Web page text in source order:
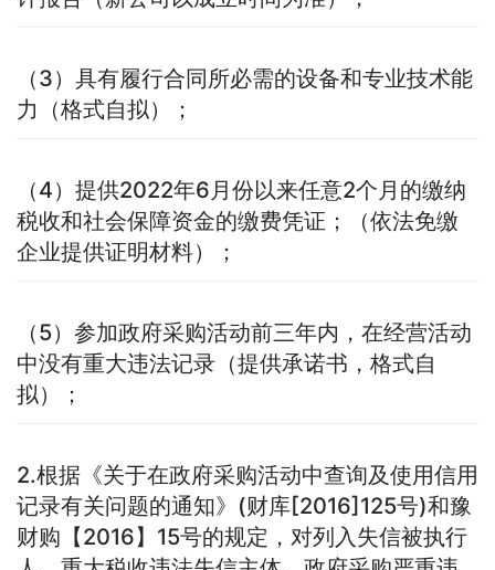
（3）具有履行合同所必需的设备和专业技术能
力（格式自拟）；
（4）提供2022年6月份以来任意2个月的缴纳
税收和社会保障资金的缴费凭证；（依法免缴
企业提供证明材料）；
（5）参加政府采购活动前三年内，在经营活动
中没有重大违法记录（提供承诺书，格式自
拟）；
2.根据《关于在政府采购活动中查询及使用信用
记录有关问题的通知》(财库[2016]125号)和豫
财购【2016】15号的规定，对列入失信被执行